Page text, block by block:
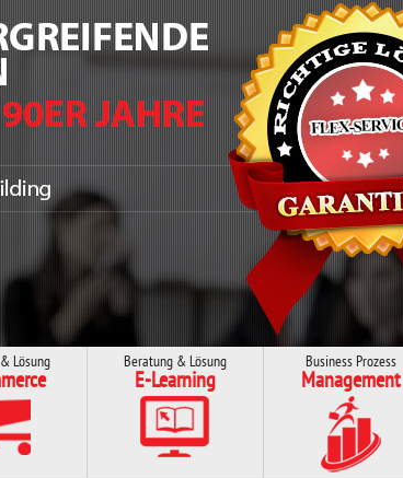
Lösung Beratung & Lösung
E-Learning
Business Prozess
Management